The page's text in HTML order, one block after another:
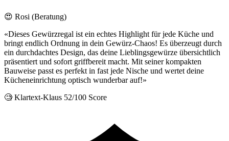
😍 Rosi (Beratung)
«Dieses Gewürzregal ist ein echtes Highlight für jede Küche und
bringt endlich Ordnung in dein Gewürz-Chaos! Es überzeugt durch
ein durchdachtes Design, das deine Lieblingsgewürze übersichtlich
präsentiert und sofort griffbereit macht. Mit seiner kompakten
Bauweise passt es perfekt in fast jede Nische und wertet deine
Kücheneinrichtung optisch wunderbar auf!»
🧐 Klartext-Klaus 52/100 Score